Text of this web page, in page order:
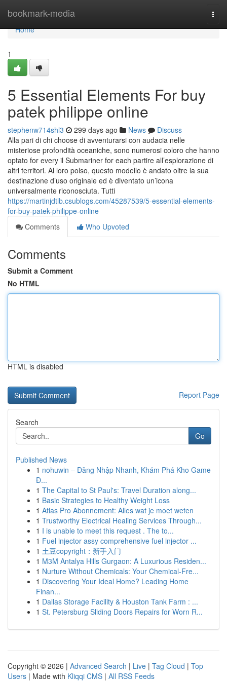
bookmark-media
Home
Home
1
5 Essential Elements For buy
patek philippe online
stephenw714shl3 299 days ago News
Discuss
Alla pari di chi choose di avventurarsi con audacia nelle
misteriose profondità oceaniche, sono numerosi coloro che hanno
optato for every il Submariner for each partire all’esplorazione di
altri territori. Al loro polso, questo modello è andato oltre la sua
destinazione d’uso originale ed è diventato un’icona
universalmente riconosciuta. Tutti
https://martinjdtlb.csublogs.com/45287539/5-essential-elements-
for-buy-patek-philippe-online
Comments
Who Upvoted
Comments
Submit a Comment
No HTML
HTML is disabled
Report Page
Search
Go
Published News
1 nohuwin – Đăng Nhập Nhanh, Khám Phá Kho Game
Đ...
1 The Capital to St Paul's: Travel Duration along...
1 Basic Strategies to Healthy Weight Loss
1 Atlas Pro Abonnement: Alles wat je moet weten
1 Trustworthy Electrical Healing Services Through...
1 I is unable to meet this request . The to...
1 Fuel injector assy comprehensive fuel injector ...
1 土豆copyright：新手入门
1 M3M Antalya Hills Gurgaon: A Luxurious Residen...
1 Nurture Without Chemicals: Your Chemical-Fre...
1 Discovering Your Ideal Home? Leading Home
Finan...
1 Dallas Storage Facility & Houston Tank Farm : ...
1 St. Petersburg Sliding Doors Repairs for Worn R...
Copyright © 2026 | Advanced Search | Live | Tag Cloud | Top
Users | Made with Kliqqi CMS | All RSS Feeds